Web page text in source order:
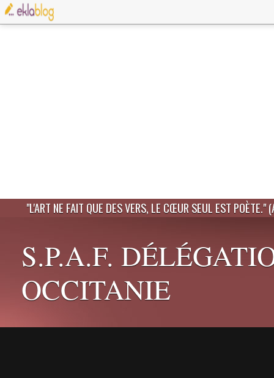
"L'ART NE FAIT QUE DES VERS, LE CŒUR SEUL EST POÈTE."
S.P.A.F.
OCCITANIE